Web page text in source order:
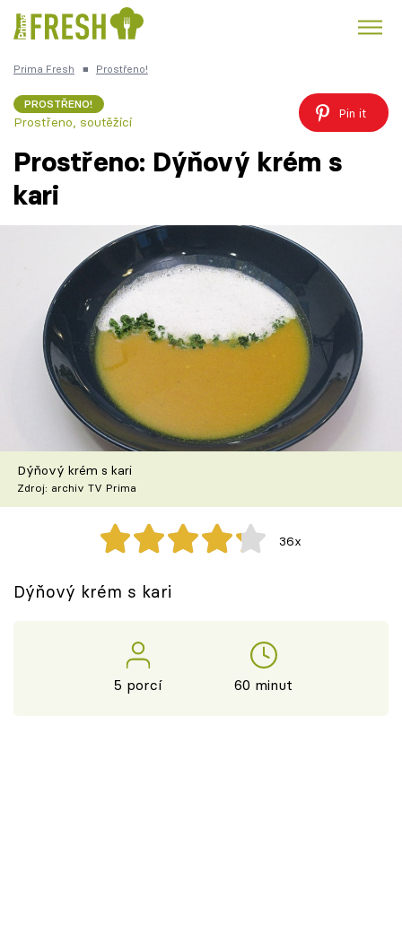
Česká kuchyně
Témata
Recepty
Články
TV Program
Škola vaření
Recepty z TV
Speciál: Cuketa
Těhotnej kuchař
Sledujte prima+
Prima Fresh ■ Prostřeno!
PROSTŘENO!
Prostřeno, soutěžící
Pin it
Prostřeno: Dýňový krém s
kari
Dýňový krém s kari
Zdroj: archiv TV Prima
36x
Dýňový krém s kari
5 porcí 60 minut